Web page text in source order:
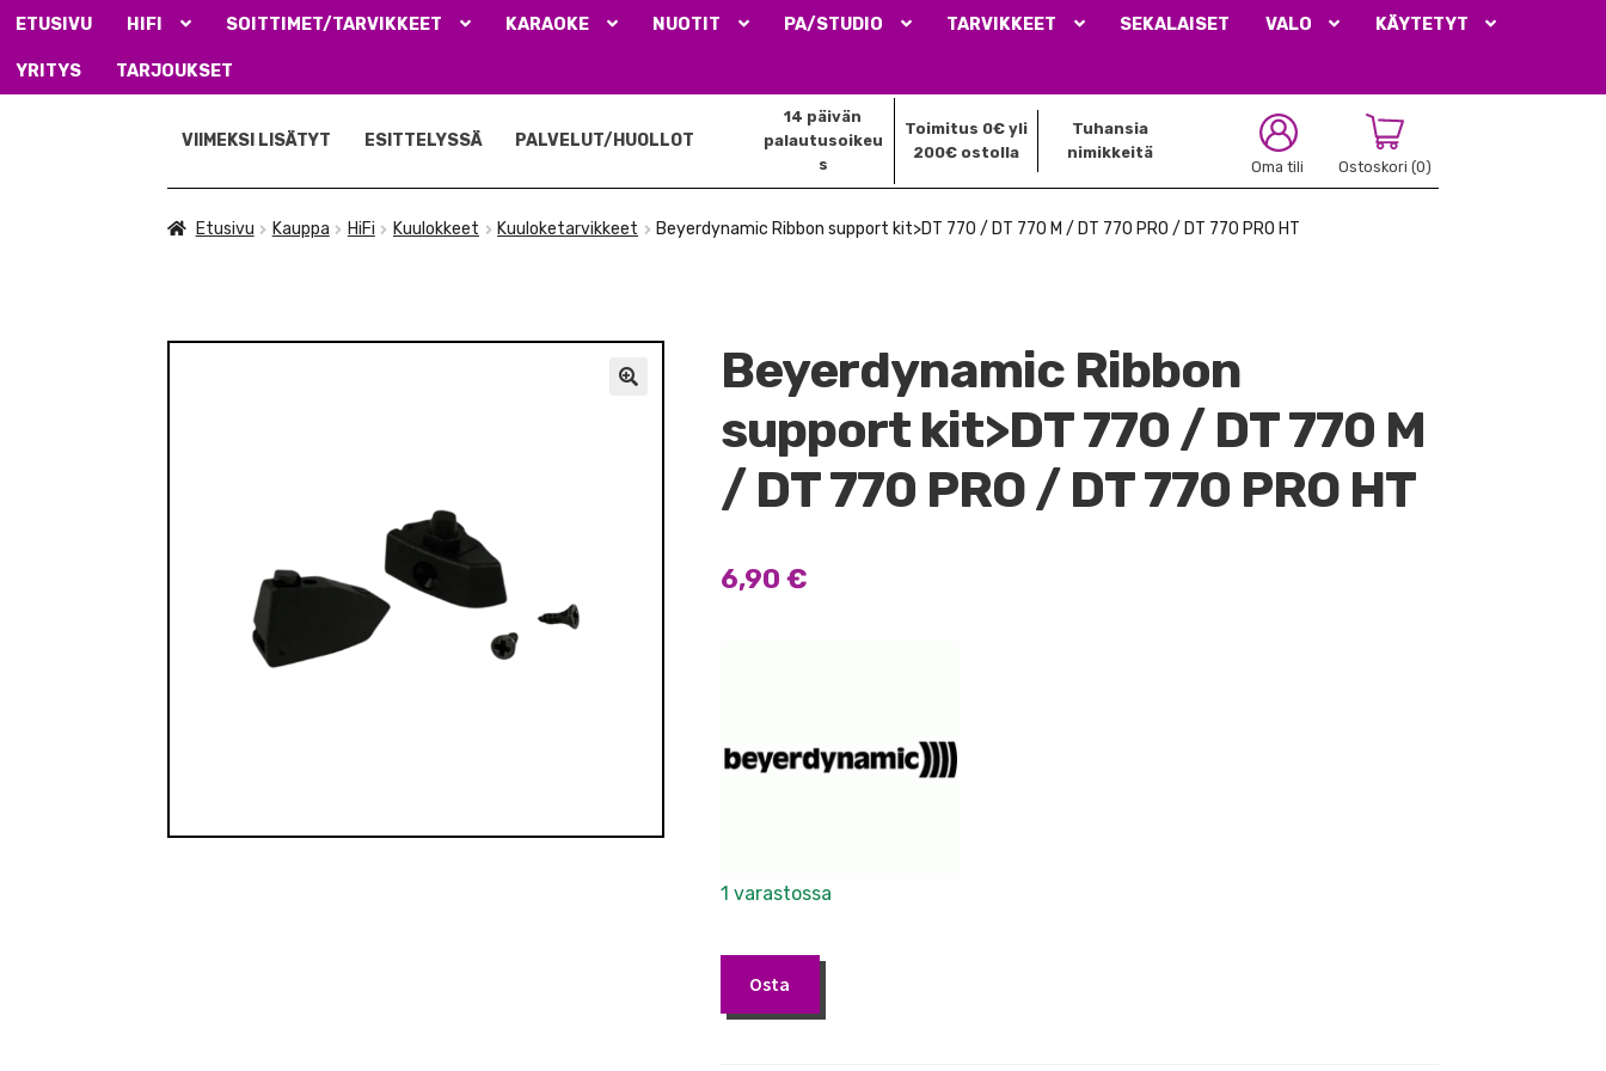
ETUSIVU HIFI SOITTIMET/TARVIKKEET KARAOKE NUOTIT PA/STUDIO TARVIKKEET SEKALAISET VALO KÄYTETYT
YRITYS TARJOUKSET
navigointiin
sisältöön
Oma tili Ostoskori (0)
14 päivän
palautusoikeu
s
Toimitus 0€ yli
200€ ostolla
Tuhansia
nimikkeitä
VIIMEKSI LISÄTYT ESITTELYSSÄ PALVELUT/HUOLLOT
Etusivu Kauppa HiFi Kuulokkeet Kuuloketarvikkeet Beyerdynamic Ribbon support kit>DT 770 / DT 770 M / DT 770 PRO / DT 770 PRO HT
Beyerdynamic Ribbon
support kit>DT 770 / DT 770 M
/ DT 770 PRO / DT 770 PRO HT
6,90 €
1 varastossa
Beyerdynamic
Ribbon
Osta